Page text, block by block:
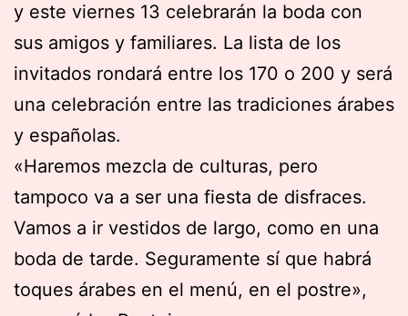
y este viernes 13 celebrarán la boda con
sus amigos y familiares. La lista de los
invitados rondará entre los 170 o 200 y será
una celebración entre las tradiciones árabes
y españolas.
«Haremos mezcla de culturas, pero
tampoco va a ser una fiesta de disfraces.
Vamos a ir vestidos de largo, como en una
boda de tarde. Seguramente sí que habrá
toques árabes en el menú, en el postre»,